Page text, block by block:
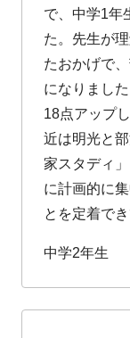
で、中学1年
た。先生が
たおかげで
になりまし
18点アップ
近は明光と
家スタディ
に計画的に
とを定着でき
中学2年生